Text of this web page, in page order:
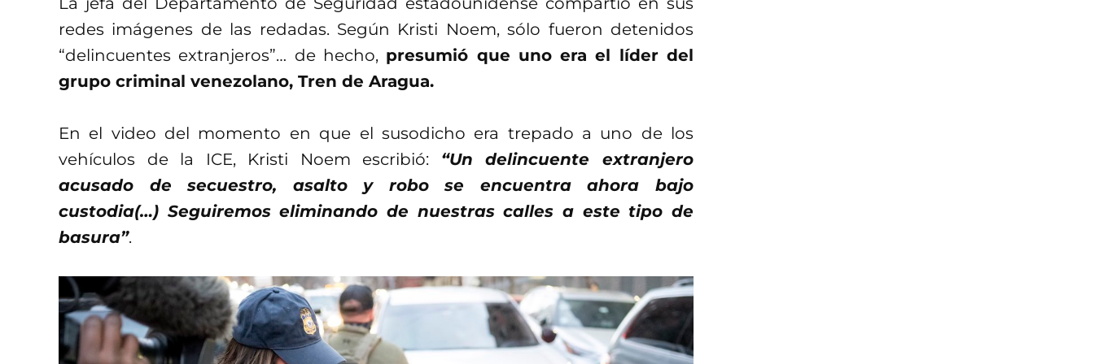
redes imágenes de las redadas. Según Kristi Noem, sólo fueron detenidos
“delincuentes extranjeros”… de hecho, presumió que uno era el líder del
grupo criminal venezolano, Tren de Aragua.
En el video del momento en que el susodicho era trepado a uno de los
vehículos de la ICE, Kristi Noem escribió: “Un delincuente extranjero
acusado de secuestro, asalto y robo se encuentra ahora bajo
custodia(…) Seguiremos eliminando de nuestras calles a este tipo de
basura”.